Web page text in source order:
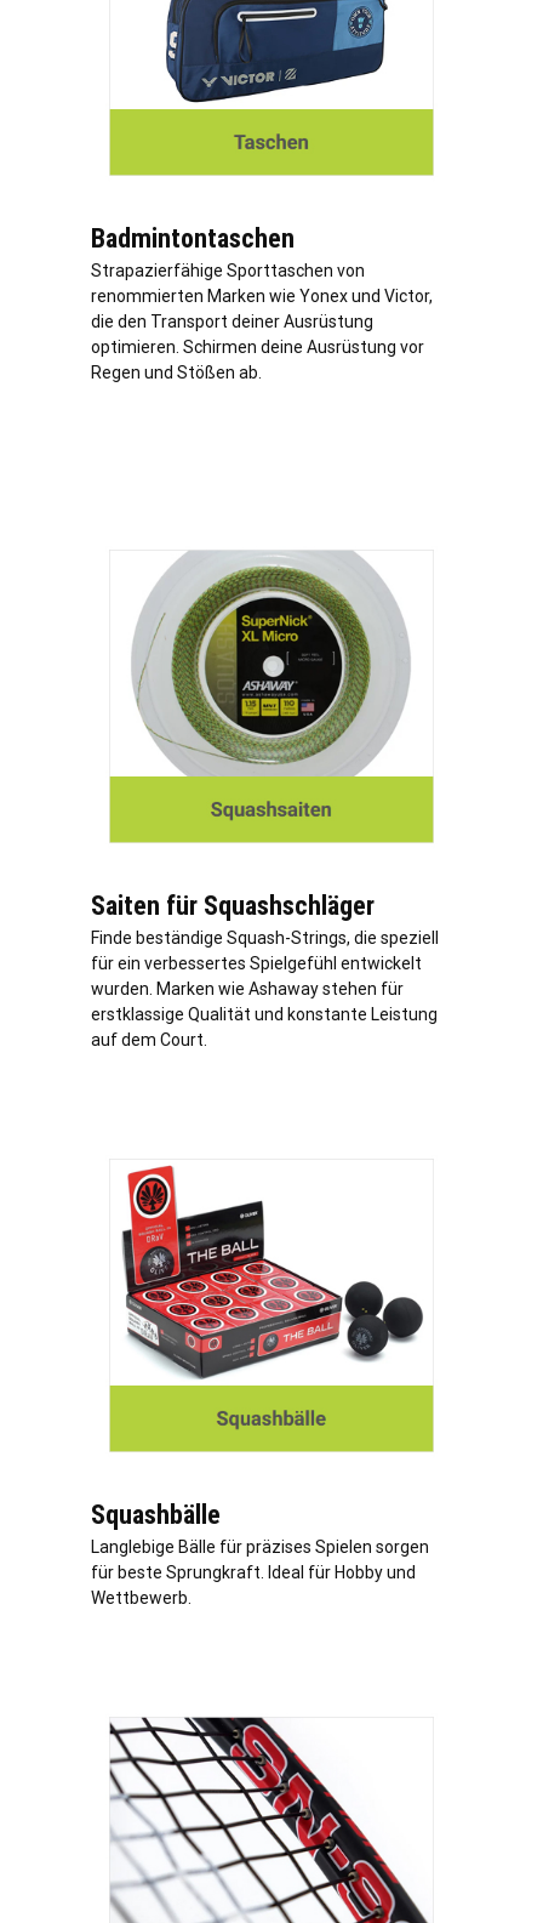
Badmintontaschen
Strapazierfähige Sporttaschen von
renommierten Marken wie Yonex und Victor,
die den Transport deiner Ausrüstung
optimieren. Schirmen deine Ausrüstung vor
Regen und Stößen ab.
Saiten für Squashschläger
Finde beständige Squash-Strings, die speziell
für ein verbessertes Spielgefühl entwickelt
wurden. Marken wie Ashaway stehen für
erstklassige Qualität und konstante Leistung
auf dem Court.
Squashbälle
Langlebige Bälle für präzises Spielen sorgen
für beste Sprungkraft. Ideal für Hobby und
Wettbewerb.